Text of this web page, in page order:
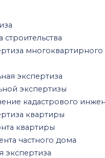
строительства
многоквартирного
экспертиза
экспертизы
кадастрового
квартиры
квартиры
частного дома
экспертиза
медицинских услуг
экспертиза
экспертиза
на
экспертизу